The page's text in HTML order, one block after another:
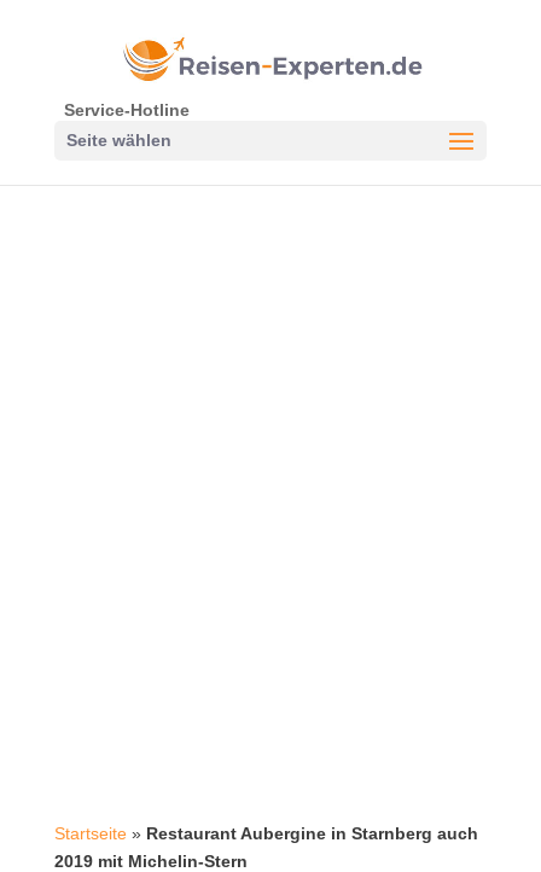
Service-Hotline
Seite wählen
Startseite» Restaurant Aubergine in Starnberg auch
2019 mit Michelin-Stern